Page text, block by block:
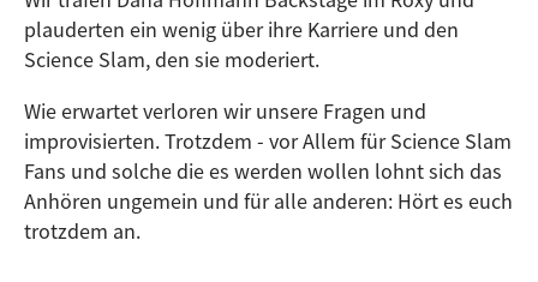
plauderten ein wenig über ihre Karriere und den
Science Slam, den sie moderiert.
Wie erwartet verloren wir unsere Fragen und
improvisierten. Trotzdem - vor Allem für Science Slam
Fans und solche die es werden wollen lohnt sich das
Anhören ungemein und für alle anderen: Hört es euch
trotzdem an.